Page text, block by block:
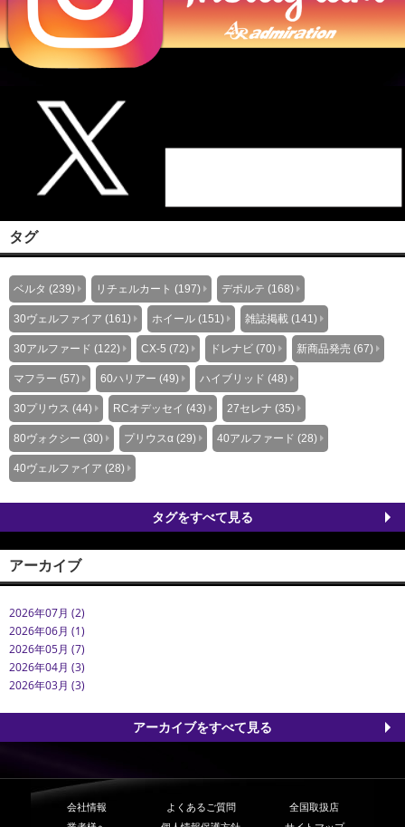
タグ
ベルタ (239) リチェルカート (197) デポルテ (168)
30ヴェルファイア (161) ホイール (151) 雑誌掲載 (141)
30アルファード (122) CX-5 (72) ドレナビ (70) 新商品発売 (67)
マフラー (57) 60ハリアー (49) ハイブリッド (48)
30プリウス (44) RCオデッセイ (43) 27セレナ (35)
80ヴォクシー (30) プリウスα (29) 40アルファード (28)
40ヴェルファイア (28)
タグをすべて見る
アーカイブ
2026年07月 (2)
2026年06月 (1)
2026年05月 (7)
2026年04月 (3)
2026年03月 (3)
アーカイブをすべて見る
会社情報 よくあるご質問
全国取扱店